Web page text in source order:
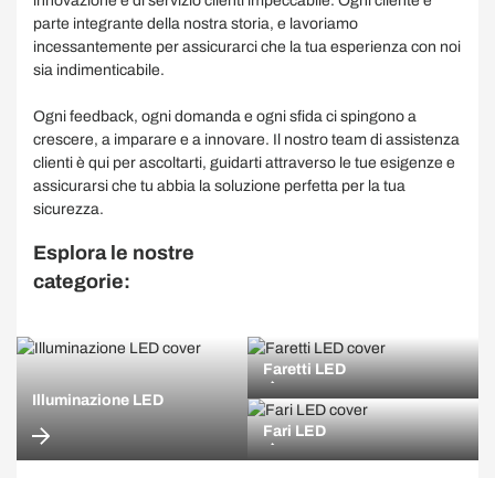
parte integrante della nostra storia, e lavoriamo
incessantemente per assicurarci che la tua esperienza con noi
sia indimenticabile.
Ogni feedback, ogni domanda e ogni sfida ci spingono a
crescere, a imparare e a innovare. Il nostro team di assistenza
clienti è qui per ascoltarti, guidarti attraverso le tue esigenze e
assicurarsi che tu abbia la soluzione perfetta per la tua
sicurezza.
Esplora le nostre
categorie:
Illuminazione LED
Faretti LED
Fari LED